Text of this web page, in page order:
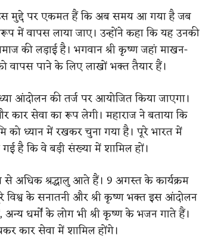
मुद्दे पर एकमत हैं कि अब समय आ गया है जब
में वापस लाया जाए। उन्होंने कहा कि यह उनकी
की लड़ाई है। भगवान श्री कृष्ण जहां माखन-
वापस पाने के लिए लाखों भक्त तैयार हैं।
आंदोलन की तर्ज पर आयोजित किया जाएगा।
कार सेवा का रूप लेगी। महाराज ने बताया कि
को ध्यान में रखकर चुना गया है। पूरे भारत में
है कि वे बड़ी संख्या में शामिल हों।
से अधिक श्रद्धालु आते हैं। 9 अगस्त के कार्यक्रम
विश्व के सनातनी और श्री कृष्ण भक्त इस आंदोलन
धर्मों के लोग भी श्री कृष्ण के भजन गाते हैं।
कार सेवा में शामिल होंगे।